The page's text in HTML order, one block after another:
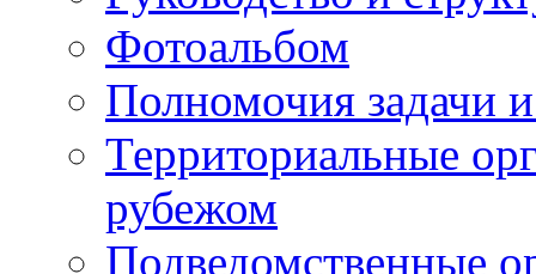
Фотоальбом
Полномочия задачи
Территориальные
рубежом
Подведомственные